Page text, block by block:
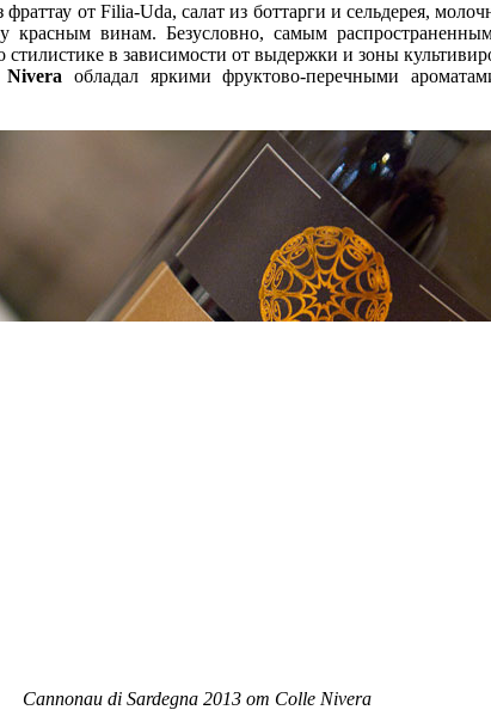
от Filia-Uda, салат из боттарги и сельдерея,
красным винам. Безусловно, самым
стилистике в зависимости от выдержки и зоны
обладал яркими фруктово-перечными
Cannonau di Sardegna 2013 от Colle Nivera